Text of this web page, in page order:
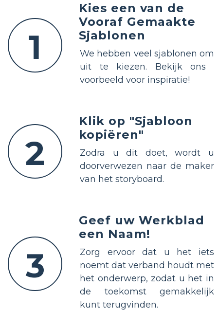
1
Kies een van de
Vooraf Gemaakte
Sjablonen
We hebben veel sjablonen om
uit te kiezen. Bekijk ons ​​
voorbeeld voor inspiratie!
2
Klik op "Sjabloon
kopiëren"
Zodra u dit doet, wordt u
doorverwezen naar de maker
van het storyboard.
3
Geef uw Werkblad
een Naam!
Zorg ervoor dat u het iets
noemt dat verband houdt met
het onderwerp, zodat u het in
de toekomst gemakkelijk
kunt terugvinden.